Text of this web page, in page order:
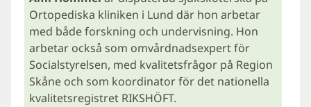
Ortopediska kliniken i Lund där hon arbetar
med både forskning och undervisning. Hon
arbetar också som omvårdnadsexpert för
Socialstyrelsen, med kvalitetsfrågor på Region
Skåne och som koordinator för det nationella
kvalitetsregistret RIKSHÖFT.